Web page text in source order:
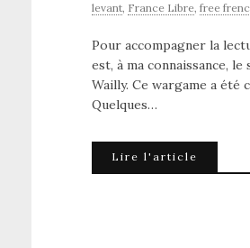
levant, France Libre, free
Pour accompagner la
est, à ma connaissance,
Wailly. Ce wargame a été
Quelques…
Lire l'article